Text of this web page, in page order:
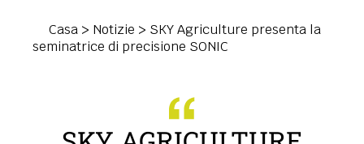
Casa > Notizie > SKY Agriculture presenta la
seminatrice di precisione SONIC